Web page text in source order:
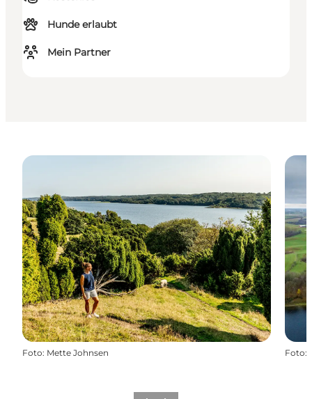
Hunde erlaubt
Mein Partner
Foto: Mette Johnsen Foto: